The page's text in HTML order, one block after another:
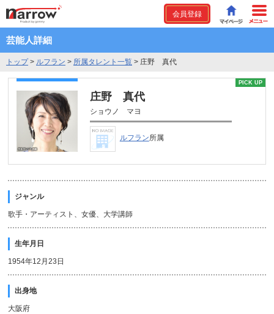
会員登録
芸能人詳細
トップ> ルフラン > 所属タレント一覧 > 庄野 真代
PICK UP
庄野 真代
ショウノ マヨ
ルフラン所属
ジャンル
歌手・アーティスト、女優、大学講師
生年月日
1954年12月23日
出身地
大阪府